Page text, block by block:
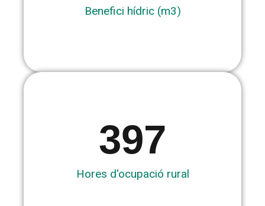
Benefici hídric (m3)
Hores d'ocupació rural
397